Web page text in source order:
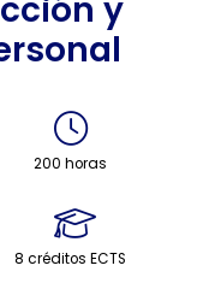
y
200 horas
8 créditos ECTS